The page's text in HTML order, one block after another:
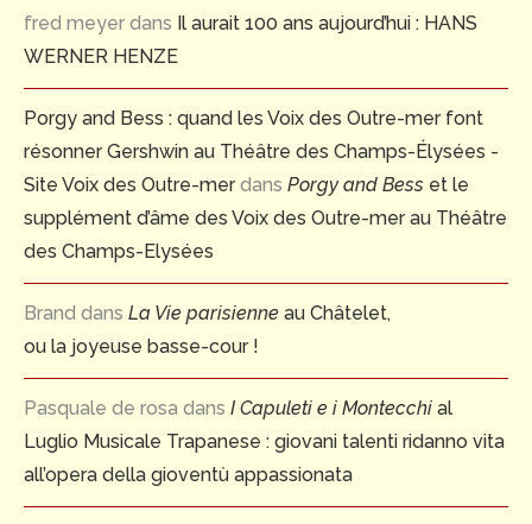
fred meyer dans Il aurait 100 ans aujourd’hui : HANS
WERNER HENZE
Porgy and Bess : quand les Voix des Outre-mer font
résonner Gershwin au Théâtre des Champs-Élysées -
Site Voix des Outre-merdans Porgy and Bess et le
supplément d’âme des Voix des Outre-mer au Théâtre
des Champs-Elysées
Brand dans La Vie parisienne au Châtelet,
ou la joyeuse basse-cour !
Pasquale de rosa dans I Capuleti e i Montecchi al
Luglio Musicale Trapanese : giovani talenti ridanno vita
all’opera della gioventù appassionata